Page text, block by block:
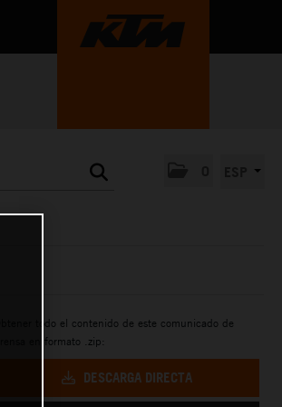
Obtener todo el contenido de este comunicado de
prensa en formato .zip:
DESCARGA DIRECTA